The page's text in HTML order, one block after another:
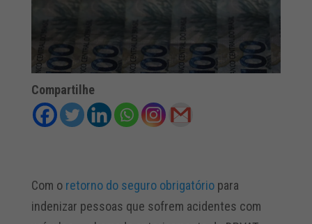
Compartilhe
Com o retorno do seguro obrigatóriopara
indenizar pessoas que sofrem acidentes com